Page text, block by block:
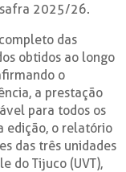
2025/26.
das
obtidos ao longo
o
a prestação
para todos os
edição, o relatório
das três unidades
do Tijuco (UVT),